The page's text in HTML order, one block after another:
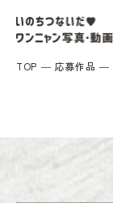
TOP 応募作品